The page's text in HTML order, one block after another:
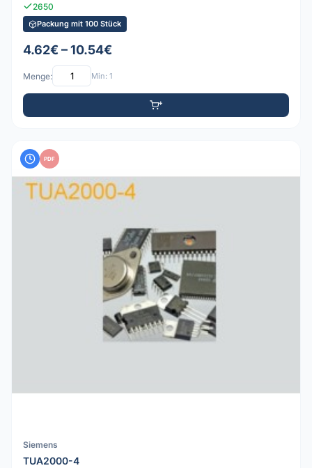
2650
Packung mit 100 Stück
4.62€ – 10.54€
Menge: Min: 1
PDF
Siemens
TUA2000-4